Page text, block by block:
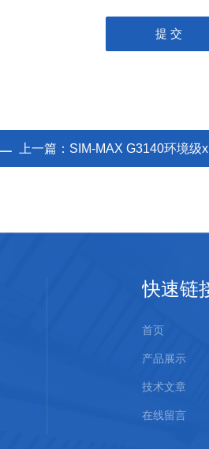
上一篇： SIM-MAX G3140环境级
快速链
首页
产品展示
技术文章
在线留言